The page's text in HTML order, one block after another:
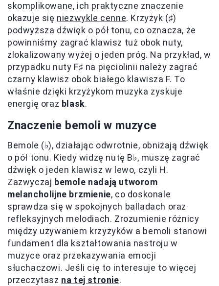
skomplikowane, ich praktyczne znaczenie
okazuje się niezwykle cenne. Krzyżyk (♯)
podwyższa dźwięk o pół tonu, co oznacza, że
powinniśmy zagrać klawisz tuż obok nuty,
zlokalizowany wyżej o jeden próg. Na przykład, w
przypadku nuty F♯ na pięciolinii należy zagrać
czarny klawisz obok białego klawisza F. To
właśnie dzięki krzyżykom muzyka zyskuje
energię oraz blask.
Znaczenie bemoli w muzyce
Bemole (♭), działając odwrotnie, obniżają dźwięk
o pół tonu. Kiedy widzę nutę B♭, muszę zagrać
dźwięk o jeden klawisz w lewo, czyli H.
Zazwyczaj bemole nadają utworom
melancholijne brzmienie, co doskonale
sprawdza się w spokojnych balladach oraz
refleksyjnych melodiach. Zrozumienie różnicy
między używaniem krzyżyków a bemoli stanowi
fundament dla kształtowania nastroju w
muzyce oraz przekazywania emocji
słuchaczowi. Jeśli cię to interesuje to więcej
przeczytasz na tej stronie.